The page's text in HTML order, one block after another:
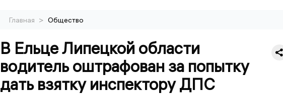
Главная > Общество
В Ельце Липецкой области
водитель оштрафован за попытку
дать взятку инспектору ДПС